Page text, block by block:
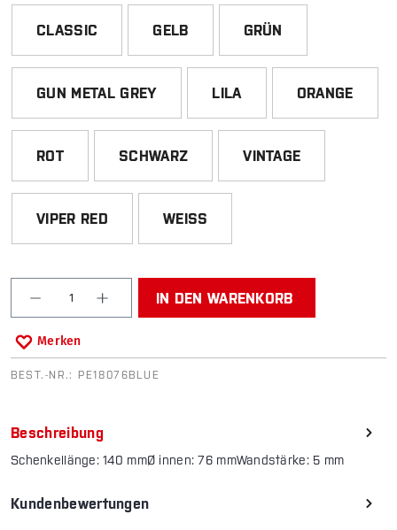
CLASSIC GELB GRÜN
GUN METAL GREY LILA ORANGE
ROT SCHWARZ VINTAGE
VIPER RED WEISS
Produkt Anzahl: Gib den gewünschten Wert ein
IN DEN WARENKORB
Merken
BEST.-NR.: PE18076BLUE
Beschreibung
Schenkellänge: 140 mmØ innen: 76 mmWandstärke: 5 mm
Kundenbewertungen